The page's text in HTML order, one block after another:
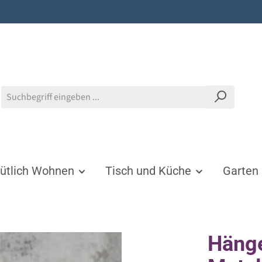
Wohnen Tisch und Küche Garten